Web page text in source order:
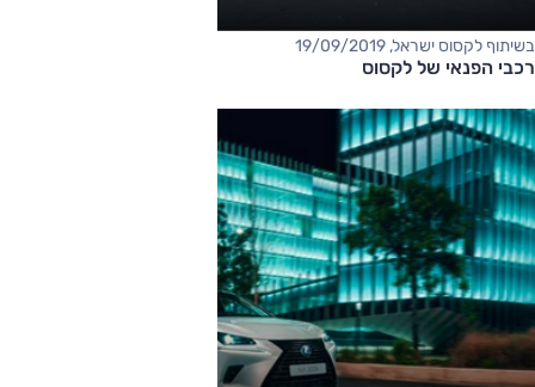
בשיתוף לקסוס ישראל, 19/09/2019
רכבי הפנאי של לקסוס